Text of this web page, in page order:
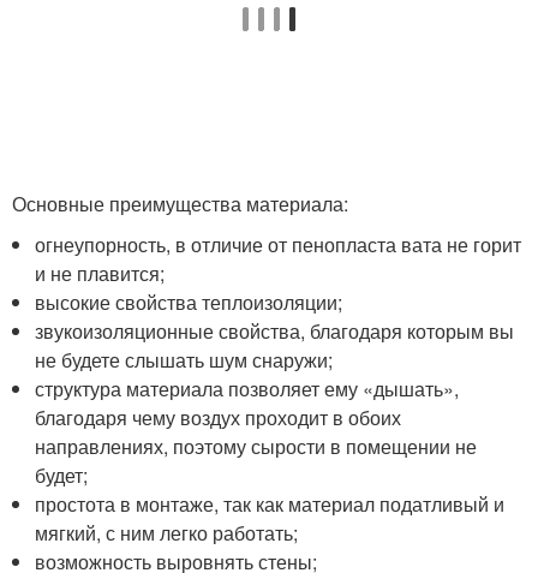
Основные преимущества материала:
огнеупорность, в отличие от пенопласта вата не горит
и не плавится;
высокие свойства теплоизоляции;
звукоизоляционные свойства, благодаря которым вы
не будете слышать шум снаружи;
структура материала позволяет ему «дышать»,
благодаря чему воздух проходит в обоих
направлениях, поэтому сырости в помещении не
будет;
простота в монтаже, так как материал податливый и
мягкий, с ним легко работать;
возможность выровнять стены;